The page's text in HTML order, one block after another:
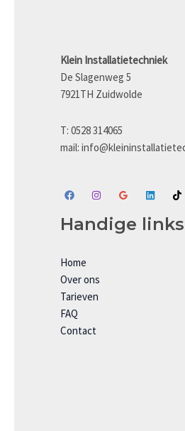
Klein Installatietechniek
De Slagenweg 5
7921TH Zuidwolde
T: 0528 314065
mail:
Handige links
Home
Over ons
Tarieven
FAQ
Contact